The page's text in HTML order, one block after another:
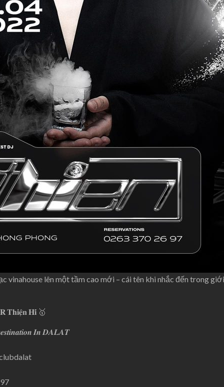
vinahouse lên một tầm cao mới – cái tên khi nhắc đến trong
𝐇𝐢́ 🥇
𝑰𝒏 𝑫𝑨𝑳𝑨𝑻